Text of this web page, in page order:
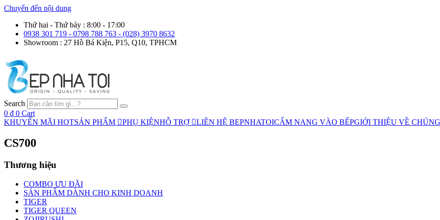
Chuyển đến nội dung
Thứ hai - Thứ bảy : 8:00 - 17:00
0938 301 719 - 0798 788 763 - (028) 3970 8632
Showroom : 27 Hồ Bá Kiện, P15, Q10, TPHCM
Search
0 ₫ 0 Cart
KHUYẾN MÃI HOTSẢN PHẨM PHỤ KIỆNHỖ TRỢ LIÊN HỆ BEPNHATOICẨM NANG VÀO BẾPGIỚI THIỆU VỀ
CS700
Thương hiệu
COMBO ƯU ĐÃI
SẢN PHẨM DÀNH CHO KINH DOANH
TIGER
TIGER QUEEN